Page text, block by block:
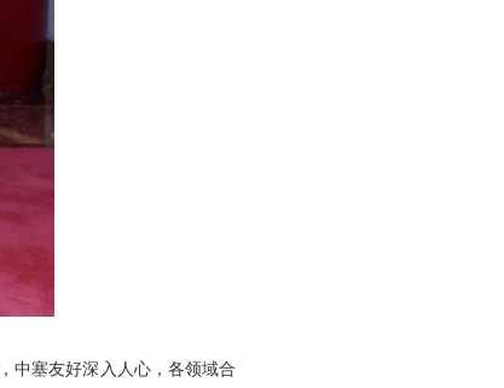
中塞友好深入人心，各领域合